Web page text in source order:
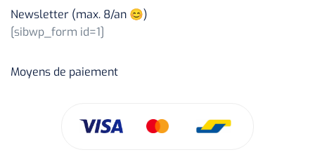
Newsletter (max. 8/an 😊)
[sibwp_form id=1]
Moyens de paiement